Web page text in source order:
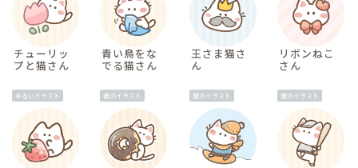
チューリッ
プと猫さん
青い鳥をな
でる猫さん
王さま猫さ
ん
リボンねこ
さん
ゆるいイラスト 猫のイラスト 猫のイラスト 猫のイラスト